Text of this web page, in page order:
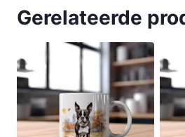
Gerelateerde